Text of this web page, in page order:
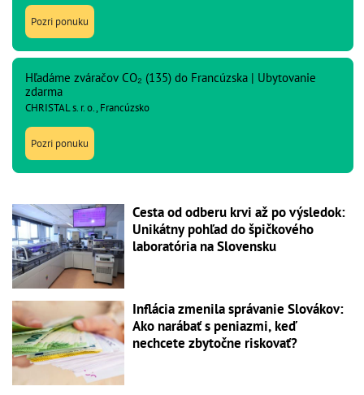
Pozri ponuku
Hľadáme zváračov CO₂ (135) do Francúzska | Ubytovanie
zdarma
CHRISTAL s. r. o., Francúzsko
Pozri ponuku
Cesta od odberu krvi až po výsledok:
Unikátny pohľad do špičkového
laboratória na Slovensku
Inflácia zmenila správanie Slovákov:
Ako narábať s peniazmi, keď
nechcete zbytočne riskovať?